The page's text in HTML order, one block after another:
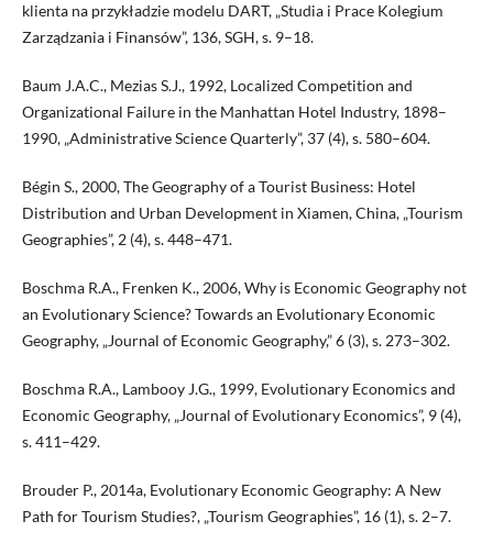
klienta na przykładzie modelu DART, „Studia i Prace Kolegium
Zarządzania i Finansów”, 136, SGH, s. 9–18.
Baum J.A.C., Mezias S.J., 1992, Localized Competition and
Organizational Failure in the Manhattan Hotel Industry, 1898–
1990, „Administrative Science Quarterly”, 37 (4), s. 580–604.
Bégin S., 2000, The Geography of a Tourist Business: Hotel
Distribution and Urban Development in Xiamen, China, „Tourism
Geographies”, 2 (4), s. 448–471.
Boschma R.A., Frenken K., 2006, Why is Economic Geography not
an Evolutionary Science? Towards an Evolutionary Economic
Geography, „Journal of Economic Geography,” 6 (3), s. 273–302.
Boschma R.A., Lambooy J.G., 1999, Evolutionary Economics and
Economic Geography, „Journal of Evolutionary Economics”, 9 (4),
s. 411–429.
Brouder P., 2014a, Evolutionary Economic Geography: A New
Path for Tourism Studies?, „Tourism Geographies”, 16 (1), s. 2–7.